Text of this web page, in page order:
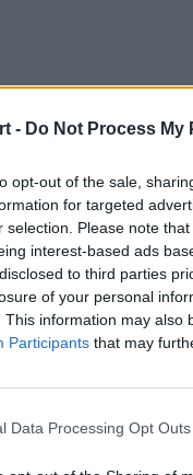
- Do Not Process
opt-out of the sale,
for targeted
selection. Please note
interest-based ads
to third parties
of your personal
This information may also
Participants that may
Data Processing Opt Outs
że według
się wziąć
Grecję
Stoica, czyli
nową
wakat po
do innej